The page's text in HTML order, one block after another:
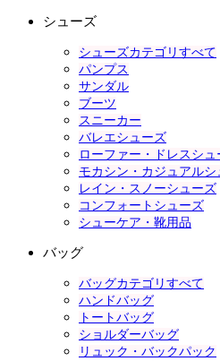
シューズ
シューズカテゴリすべて
パンプス
サンダル
ブーツ
スニーカー
バレエシューズ
ローファー・ドレスシュ
モカシン・カジュアルシ
レイン・スノーシューズ
コンフォートシューズ
シューケア・靴用品
バッグ
バッグカテゴリすべて
ハンドバッグ
トートバッグ
ショルダーバッグ
リュック・バックパック